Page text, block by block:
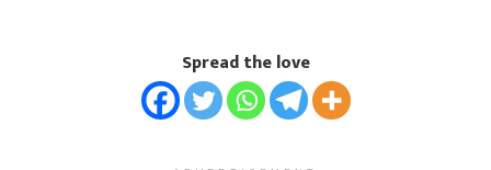
Spread the love